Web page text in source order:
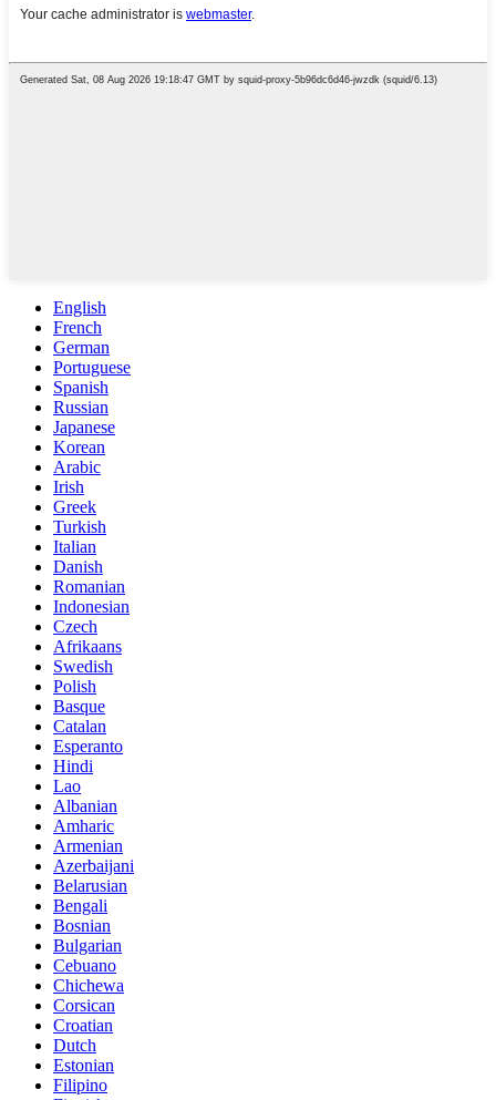
English
French
German
Portuguese
Spanish
Russian
Japanese
Korean
Arabic
Irish
Greek
Turkish
Italian
Danish
Romanian
Indonesian
Czech
Afrikaans
Swedish
Polish
Basque
Catalan
Esperanto
Hindi
Lao
Albanian
Amharic
Armenian
Azerbaijani
Belarusian
Bengali
Bosnian
Bulgarian
Cebuano
Chichewa
Corsican
Croatian
Dutch
Estonian
Filipino